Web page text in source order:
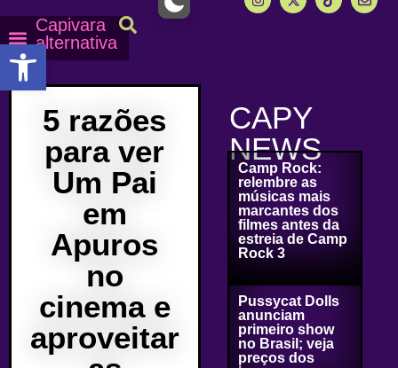
Capivara
alternativa
5 razões
para ver
Um Pai
em
Apuros
no
cinema e
aproveitar
CAPY
NEWS
Camp Rock:
relembre as
músicas mais
marcantes dos
filmes antes da
estreia de Camp
Rock 3
Pussycat Dolls
anunciam
primeiro show
no Brasil; veja
preços dos
Abrir a barra de ferramentas